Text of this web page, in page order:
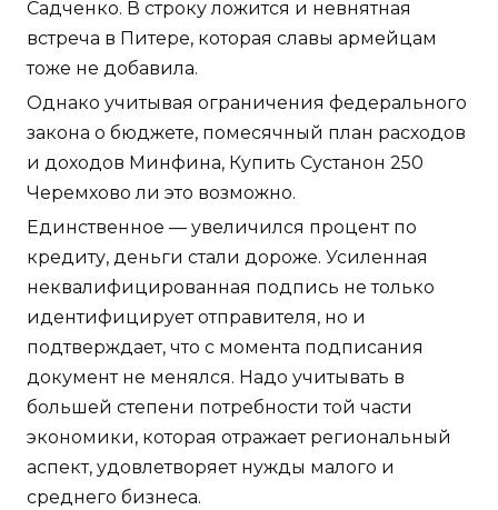
Садченко. В строку ложится и невнятная
встреча в Питере, которая славы армейцам
тоже не добавила.
Однако учитывая ограничения федерального
закона о бюджете, помесячный план расходов
и доходов Минфина, Купить Сустанон 250
Черемхово ли это возможно.
Единственное — увеличился процент по
кредиту, деньги стали дороже. Усиленная
неквалифицированная подпись не только
идентифицирует отправителя, но и
подтверждает, что с момента подписания
документ не менялся. Надо учитывать в
большей степени потребности той части
экономики, которая отражает региональный
аспект, удовлетворяет нужды малого и
среднего бизнеса.